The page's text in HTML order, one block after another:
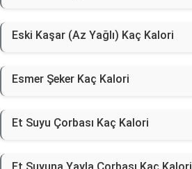
Eski Kaşar (Az Yağlı) Kaç Kalori
Esmer Şeker Kaç Kalori
Et Suyu Çorbası Kaç Kalori